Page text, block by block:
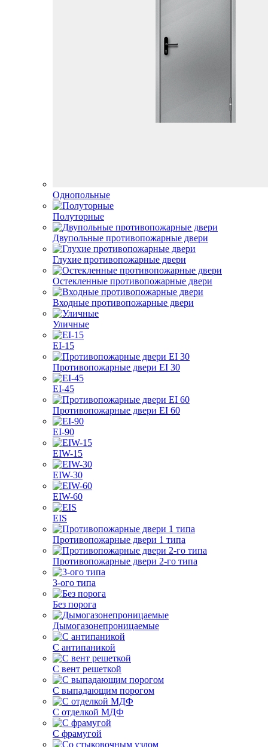
Однопольные
Полуторные
Двупольные противопожарные двери
Глухие противопожарные двери
Остекленные противопожарные двери
Входные противопожарные двери
Уличные
EI-15
Противопожарные двери EI 30
EI-45
Противопожарные двери EI 60
EI-90
EIW-15
EIW-30
EIW-60
EIS
Противопожарные двери 1 типа
Противопожарные двери 2-го типа
3-ого типа
Без порога
Дымогазонепроницаемые
С антипаникой
С вент решеткой
С выпадающим порогом
С отделкой МДФ
С фрамугой